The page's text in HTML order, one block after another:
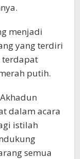
menjadi
yang terdiri
terdapat
putih.
dalam acara
istilah
semua